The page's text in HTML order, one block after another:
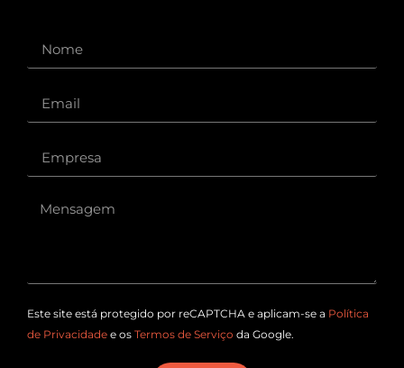
Este site está protegido por reCAPTCHA e aplicam-se a Política
de Privacidade e os Termos de Serviço da Google.